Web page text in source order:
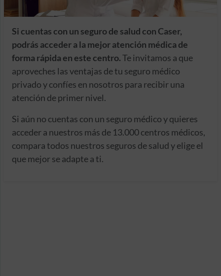
Si cuentas con un seguro de salud con Caser,
podrás acceder a la mejor atención médica de
forma rápida en este centro.Te invitamos a que
aproveches las ventajas de tu seguro médico
privado y confíes en nosotros para recibir una
atención de primer nivel.
Si aún no cuentas con un seguro médico y quieres
acceder a nuestros más de 13.000 centros médicos,
compara todos nuestros seguros de salud y elige el
que mejor se adapte a ti.